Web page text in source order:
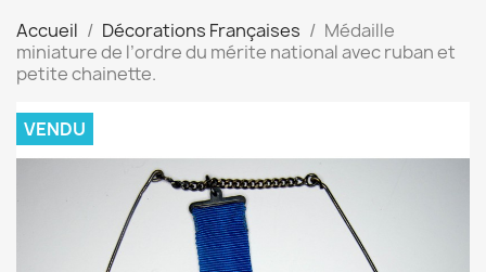
Accueil Décorations Françaises
Médaille
miniature de l’ordre du mérite national avec ruban et
petite chainette.
VENDU